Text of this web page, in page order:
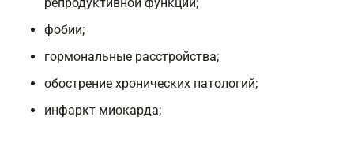
фобии;
гормональные расстройства;
обострение хронических патологий;
инфаркт миокарда;